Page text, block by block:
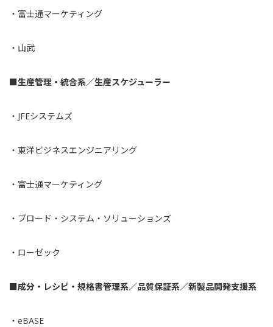
・ 富士通マーケティング
・ 山武
■生産管理・統合系／生産スケジューラー
・ JFEシステムズ
・ 東洋ビジネスエンジニアリング
・ 富士通マーケティング
・ ブロード・システム・ソリューションズ
・ ローゼック
■成分・レシピ・規格書管理系／品質保証系／新製品開発支援系
・ eBASE